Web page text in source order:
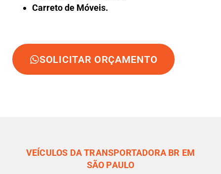
Carreto de Móveis.
SOLICITAR ORÇAMENTO
VEÍCULOS DA TRANSPORTADORA BR EM
SÃO PAULO